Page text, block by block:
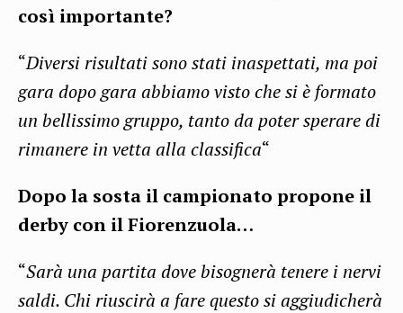
così importante?
“Diversi risultati sono stati inaspettati, ma poi
gara dopo gara abbiamo visto che si è formato
un bellissimo gruppo, tanto da poter sperare di
rimanere in vetta alla classifica“
Dopo la sosta il campionato propone il
derby con il Fiorenzuola…
“Sarà una partita dove bisognerà tenere i nervi
saldi. Chi riuscirà a fare questo si aggiudicherà